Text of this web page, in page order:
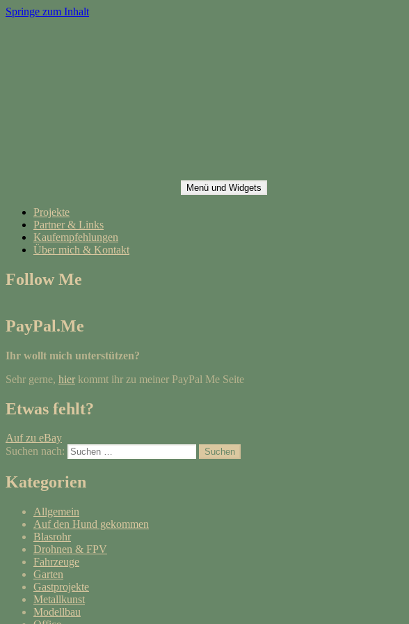
Springe zum Inhalt
bashtel.de
keine Panik vorm selber machen
Menü und Widgets
Projekte
Partner & Links
Kaufempfehlungen
Über mich & Kontakt
Follow Me
PayPal.Me
Ihr wollt mich unterstützen?
Sehr gerne, hier kommt ihr zu meiner PayPal Me Seite
Etwas fehlt?
Auf zu eBay
Suchen nach:
Kategorien
Allgemein
Auf den Hund gekommen
Blasrohr
Drohnen & FPV
Fahrzeuge
Garten
Gastprojekte
Metallkunst
Modellbau